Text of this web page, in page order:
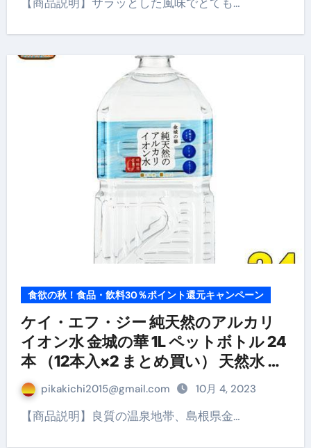
食欲の秋！食品・飲料30％ポイント還元キャンペーン
ケイ・エフ・ジー 純天然のアルカリ
イオン水 金城の華 1L ペットボトル 24
本 （12本入×2 まとめ買い） 天然水 ミ
ネラルウォーター
pikakichi2015@gmail.com 10月 4, 2023
【商品説明】良質の温泉地帯、島根県金…